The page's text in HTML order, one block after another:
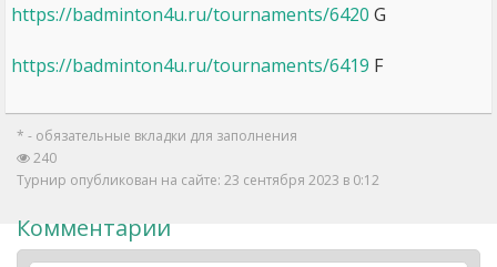
https://badminton4u.ru/tournaments/6420 G
https://badminton4u.ru/tournaments/6419 F
* - обязательные вкладки для заполнения
240
Турнир опубликован на сайте: 23 сентября 2023 в 0:12
Комментарии